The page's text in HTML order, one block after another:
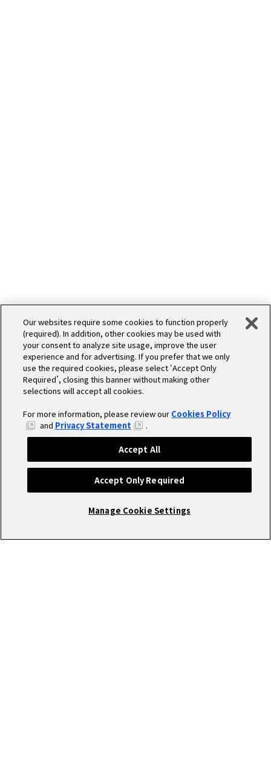
Our websites require some cookies to function properly
(required). In addition, other cookies may be used with
your consent to analyze site usage, improve the user
experience and for advertising. If you prefer that we only
use the required cookies, please select ‘Accept Only
Required’, closing this banner without making other
selections will accept all cookies.
For more information, please review our Cookies Policy
and Privacy Statement .
Manage Cookie Settings
Accept Only Required
Accept All